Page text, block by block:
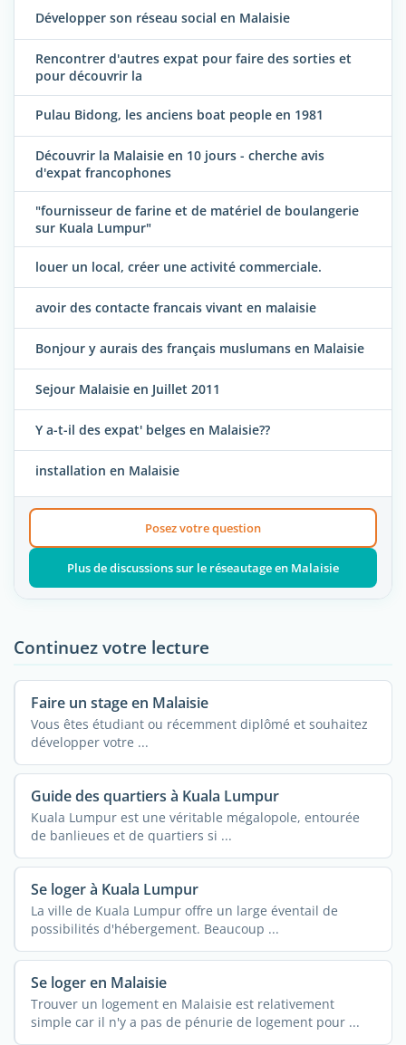
Développer son réseau social en Malaisie
Rencontrer d'autres expat pour faire des sorties et
pour découvrir la
Pulau Bidong, les anciens boat people en 1981
Découvrir la Malaisie en 10 jours - cherche avis
d'expat francophones
"fournisseur de farine et de matériel de boulangerie
sur Kuala Lumpur"
louer un local, créer une activité commerciale.
avoir des contacte francais vivant en malaisie
Bonjour y aurais des français muslumans en Malaisie
Sejour Malaisie en Juillet 2011
Y a-t-il des expat' belges en Malaisie??
installation en Malaisie
Posez votre question
Plus de discussions sur le réseautage en Malaisie
Continuez votre lecture
Faire un stage en Malaisie
Vous êtes étudiant ou récemment diplômé et souhaitez
développer votre ...
Guide des quartiers à Kuala Lumpur
Kuala Lumpur est une véritable mégalopole, entourée
de banlieues et de quartiers si ...
Se loger à Kuala Lumpur
La ville de Kuala Lumpur offre un large éventail de
possibilités d'hébergement. Beaucoup ...
Se loger en Malaisie
Trouver un logement en Malaisie est relativement
simple car il n'y a pas de pénurie de logement pour ...